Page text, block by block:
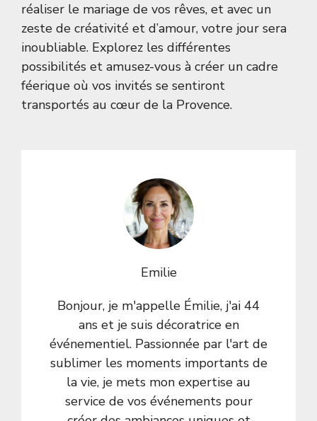
réaliser le mariage de vos rêves, et avec un
zeste de créativité et d’amour, votre jour sera
inoubliable. Explorez les différentes
possibilités et amusez-vous à créer un cadre
féerique où vos invités se sentiront
transportés au cœur de la Provence.
Emilie
Bonjour, je m'appelle Émilie, j'ai 44
ans et je suis décoratrice en
événementiel. Passionnée par l'art de
sublimer les moments importants de
la vie, je mets mon expertise au
service de vos événements pour